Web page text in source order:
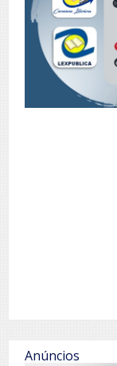
Anúncios